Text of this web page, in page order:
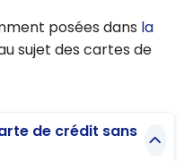
posées dans la
sujet des cartes de
de crédit sans